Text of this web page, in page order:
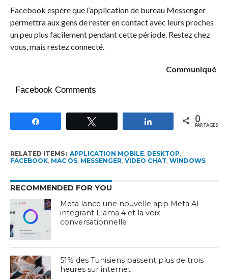
Facebook espère que l’application de bureau Messenger
permettra aux gens de rester en contact avec leurs proches
un peu plus facilement pendant cette période. Restez chez
vous, mais restez connecté.
Communiqué
Facebook Comments
Partagez 0
PARTAGES
RELATED ITEMS: APPLICATION MOBILE, DESKTOP,
FACEBOOK, MAC OS, MESSENGER, VIDEO CHAT, WINDOWS
RECOMMENDED FOR YOU
Meta lance une nouvelle app Meta AI
intégrant Llama 4 et la voix
conversationnelle
51% des Tunisiens passent plus de trois
heures sur internet